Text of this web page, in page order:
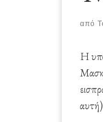
από
Η